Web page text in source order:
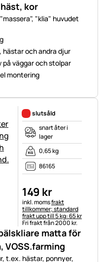
kor
"klia" huvudet
hästar och andra djur
väggar och stolpar
montering
matta för
VOSS.farming
t.ex. hästar, ponnyer,
slutsåld
snart åter i
lager
0,65 kg
86165
149 kr
Skatteinformation:
inkl. momsfrakt
tillkommer; standard
frakt upp till 5 kg: 65 kr
Fri frakt från 2000 kr.